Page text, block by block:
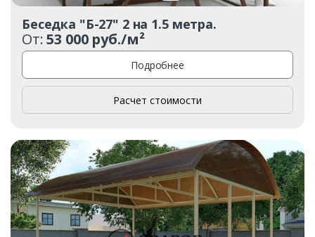
Беседка "Б-27" 2 на 1.5 метра.
От:53 000 руб./м²
Подробнее
Расчет стоимости